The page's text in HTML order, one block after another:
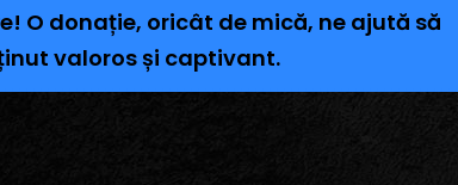
O donație, oricât de mică, ne ajută să
valoros și captivant.